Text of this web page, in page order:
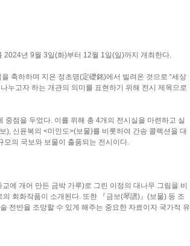
년 9월 3일(화)부터 12월 1일(일)까지 개최한다.
축하하며 지은 정초명(定礎銘)에서 빌려온 것으로 “세상
누고자 하는 개관의 의미를 표현하기 위해 전시 제목으로
점을 두었다. 이를 위해 총 4개의 전시실을 마련하고 실
), 신윤복의 <미인도>(보물)를 비롯하여 간송 콜렉션을 대
모의 국보와 보물이 출품되는 전시이다.
에 개어 만든 금박 가루)로 그린 이정의 대나무 그림을 비
회화작품이 소개된다. 또한 『금보(琴譜)』(보물) 등 조
전반을 조망할 수 있게 해주는 중요한 자료이자 국가적 유